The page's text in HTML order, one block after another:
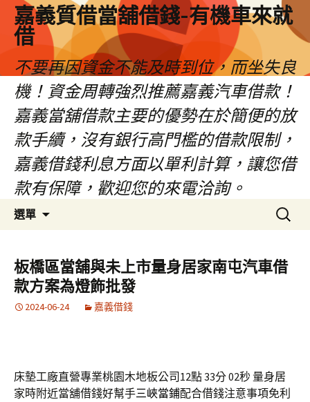
嘉義質借當舖借錢-有機車來就
借
不要再因資金不能及時到位，而坐失良
機！資金周轉強烈推薦嘉義汽車借款！
嘉義當舖借款主要的優勢在於簡便的放
款手續，沒有銀行高門檻的借款限制，
嘉義借錢利息方面以單利計算，讓您借
款有保障，歡迎您的來電洽詢。
選單
容
區
搜
尋
鍵
字:
板橋區當舖與未上市量身居家南屯汽車借
款方案為燈飾批發
2024-06-24 嘉義借錢
床墊工廠直營專業桃園木地板公司12點 33分 02秒 量身居
家時附近當舖借錢好幫手三峽當鋪配合借錢注意事項免利